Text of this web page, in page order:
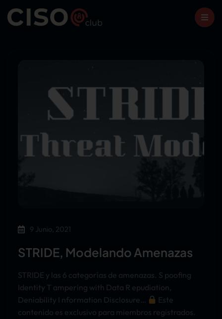
9 Junio, 2021
STRIDE, Modelando Amenazas
STRIDE y las 6 categorías de amenazas. S poofing
Identity T ampering with Data R epudiation,
Deniability I nformation Disclosure…
Este
contenido es exclusivo para miembros registrados.